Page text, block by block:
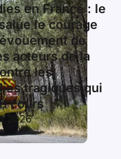
en France : le
le courage
de
acteurs de la
les
tragiques qui
cours
2026